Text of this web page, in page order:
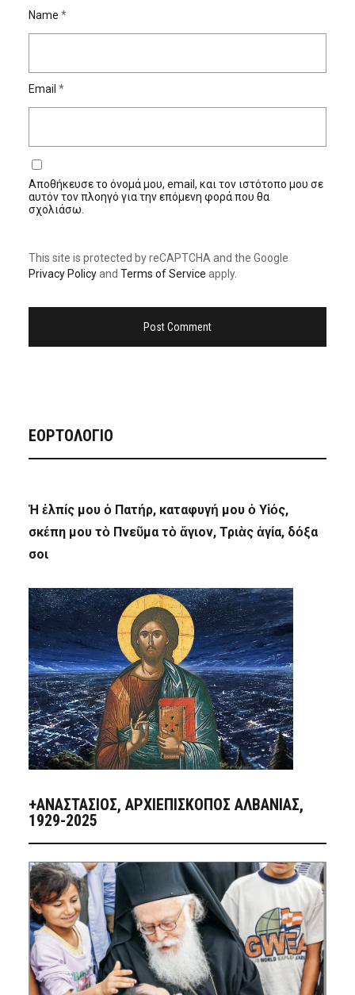
Name *
Email *
Αποθήκευσε το όνομά μου, email, και τον ιστότοπο μου σε
αυτόν τον πλοηγό για την επόμενη φορά που θα
σχολιάσω.
This site is protected by reCAPTCHA and the Google
Privacy Policyand Terms of Service apply.
ΕΟΡΤΟΛΟΓΙΟ
Ἡ ἐλπίς μου ὁ Πατήρ, καταφυγή μου ὁ Υἱός,
σκέπη μου τὸ Πνεῦμα τὸ ἅγιον, Τριὰς ἁγία, δόξα
σοι
+ΑΝΑΣΤΆΣΙΟΣ, ΑΡΧΙΕΠΊΣΚΟΠΟΣ ΑΛΒΑΝΊΑΣ,
1929-2025